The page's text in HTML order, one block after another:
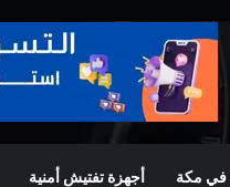
مكة أجهزة تفتيش أمنية